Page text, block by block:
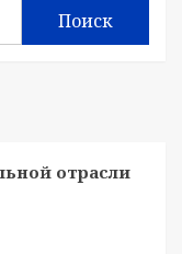
Поиск
отрасли